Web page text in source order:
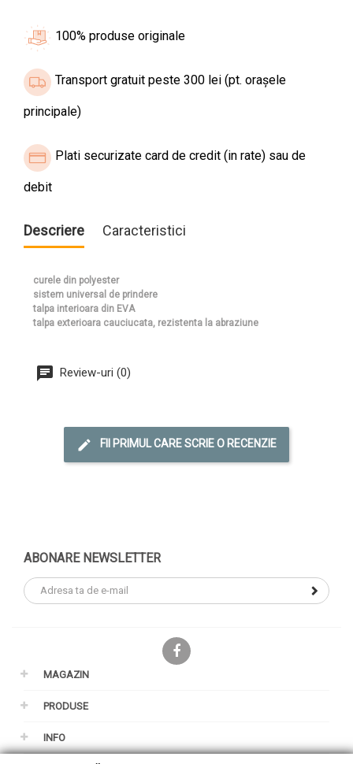
100% produse originale
Transport gratuit peste 300 lei (pt. orașele
principale)
Plati securizate card de credit (in rate) sau de
debit
Descriere Caracteristici
curele din polyester
sistem universal de prindere
talpa interioara din EVA
talpa exterioara cauciucata, rezistenta la abraziune
Review-uri (0)
FII PRIMUL CARE SCRIE O RECENZIE
ABONARE NEWSLETTER
MAGAZIN
PRODUSE
INFO